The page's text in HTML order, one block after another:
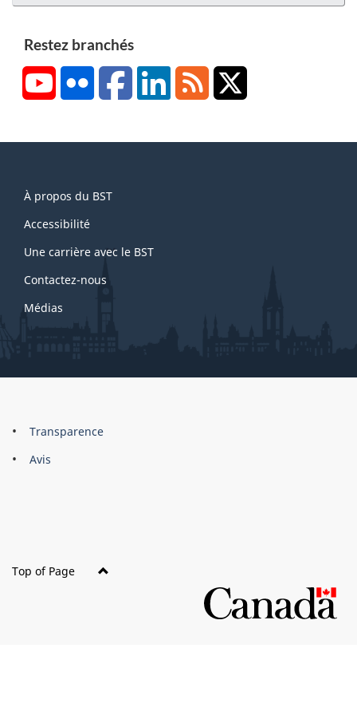
Restez branchés
YouTubeFlickr FacebookLinkedInRSS
this
site
À propos du BST
Accessibilité
Une carrière avec le BST
Contactez-nous
Médias
About
this
Brand
Transparence
Avis
Top of Page